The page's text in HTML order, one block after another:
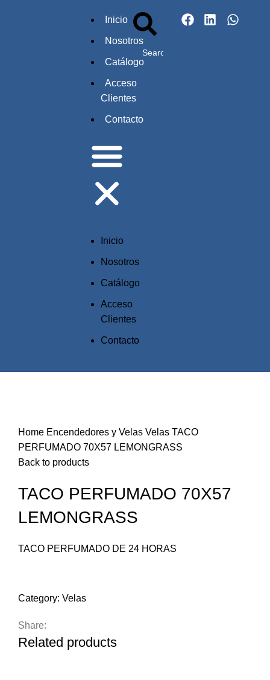
Inicio
Nosotros
Catálogo
Acceso
Clientes
Contacto
Inicio
Nosotros
Catálogo
Acceso
Clientes
Contacto
Home Encendedores y Velas Velas TACO
PERFUMADO 70X57 LEMONGRASS
Back to products
TACO PERFUMADO 70X57
LEMONGRASS
TACO PERFUMADO DE 24 HORAS
Category: Velas
Share:
Related products